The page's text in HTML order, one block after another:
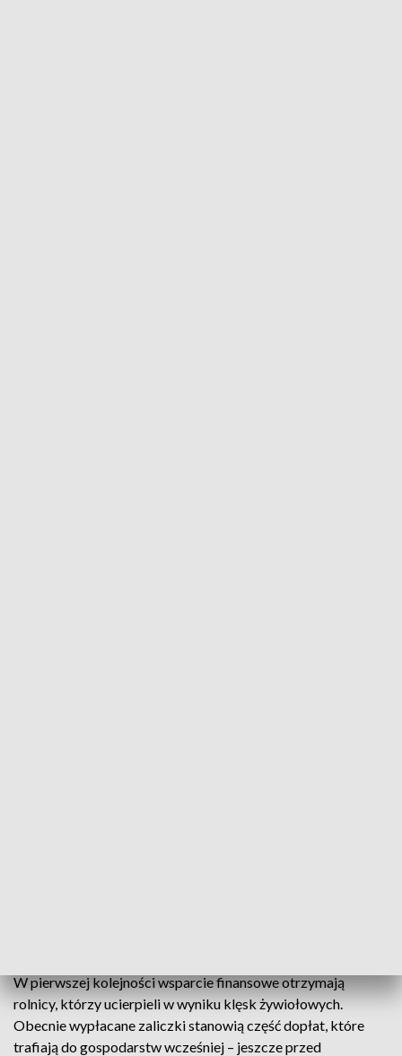
W pierwszej kolejności wsparcie finansowe otrzymają
rolnicy, którzy ucierpieli w wyniku klęsk żywiołowych.
Obecnie wypłacane zaliczki stanowią część dopłat, które
trafiają do gospodarstw wcześniej – jeszcze przed